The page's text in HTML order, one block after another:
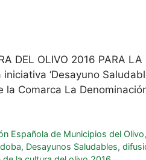
DEL OLIVO 2016 PARA LA
‘Desayuno
Comarca La
Española de Municipios del Olivo
, Desayunos Saludables,